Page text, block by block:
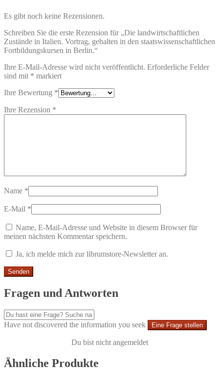
Es gibt noch keine Rezensionen.
Schreiben Sie die erste Rezension für „Die landwirtschaftlichen
Zustände in Italien. Vortrag, gehalten in den staatswissenschaftlichen
Fortbildungskursen in Berlin.“
Ihre E-Mail-Adresse wird nicht veröffentlicht. Erforderliche Felder
sind mit * markiert
Ihre Bewertung *
Ihre Rezension *
Name *
E-Mail *
Name, E-Mail-Adresse und Website in diesem Browser für
meinen nächsten Kommentar speichern.
Ja, ich melde mich zur librumstore-Newsletter an.
Fragen und Antworten
Have not discovered the information you seek Eine Frage stellen
Du bist nicht angemeldet
Ähnliche Produkte